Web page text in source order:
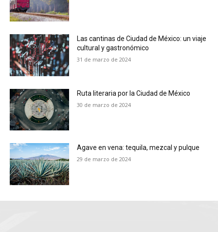
Las cantinas de Ciudad de México: un viaje
cultural y gastronómico
31 de marzo de 2024
Ruta literaria por la Ciudad de México
30 de marzo de 2024
Agave en vena: tequila, mezcal y pulque
29 de marzo de 2024